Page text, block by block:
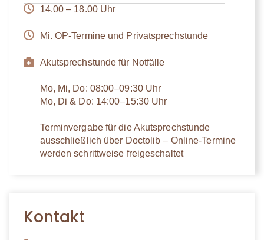
14.00 – 18.00 Uhr
Mi. OP-Termine und Privatsprechstunde
Akutsprechstunde für Notfälle
Mo, Mi, Do: 08:00–09:30 Uhr
Mo, Di & Do: 14:00–15:30 Uhr
Terminvergabe für die Akutsprechstunde
ausschließlich über Doctolib – Online-Termine
werden schrittweise freigeschaltet
Kontakt